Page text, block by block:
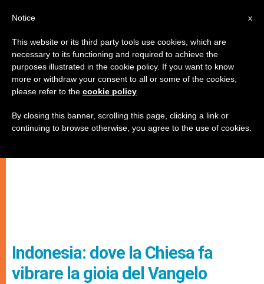
Indonesia: dove la Chiesa fa
vibrare la gioia del Vangelo
x
Notice
This website or its third party tools use cookies, which are
necessary to its functioning and required to achieve the
purposes illustrated in the cookie policy. If you want to know
more or withdraw your consent to all or some of the cookies,
please refer to the cookie policy
By closing this banner, scrolling this page, clicking a link or
continuing to browse otherwise, you agree to the use of cookies.